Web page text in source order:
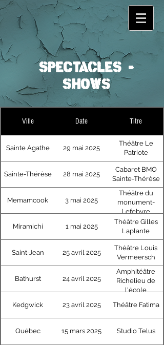
SPECTACLES -
SHOWS
Ville Date Titre
Sainte Agathe 29 mai 2025
Théâtre Le
Patriote
Sainte-Thérèse 28 mai 2025
Cabaret BMO
Sainte-Thérèse
Memamcook 3 mai 2025
Théâtre du
monument-
Lefebvre
Miramichi
1 mai 2025
Théâtre Gilles
Laplante
Saint-Jean 25 avril 2025
Théâtre Louis
Vermeersch
Bathurst 24 avril 2025
Amphitéâtre
Richelieu de
l'école
Népisiguit
Kedgwick 23 avril 2025 Théâtre Fatima
Québec 15 mars 2025 Studio Telus